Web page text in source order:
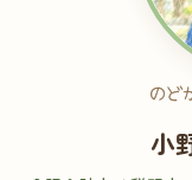
のど
小